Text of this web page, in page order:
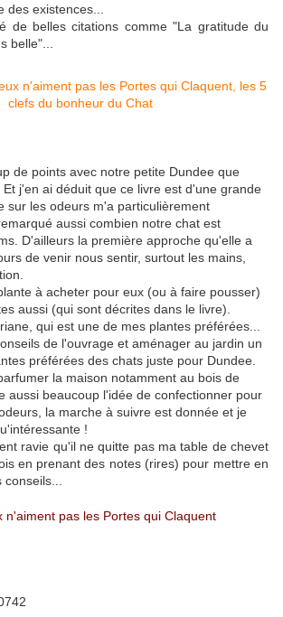
des existences...
de belles citations comme "La gratitude du
belle"...
de points avec notre petite Dundee que
j'en ai déduit que ce livre est d'une grande
sur les odeurs m'a particulièrement
aussi combien notre chat est
D'ailleurs la première approche qu'elle a
de venir nous sentir, surtout les mains,
à acheter pour eux (ou à faire pousser)
aussi (qui sont décrites dans le livre).
qui est une de mes plantes préférées...
de l'ouvrage et aménager au jardin un
préférées des chats juste pour Dundee.
la maison notamment au bois de
aussi beaucoup l'idée de confectionner pour
la marche à suivre est donnée et je
!
ravie qu'il ne quitte pas ma table de chevet
en prenant des notes (rires) pour mettre en
n'aiment pas les Portes qui Claquent